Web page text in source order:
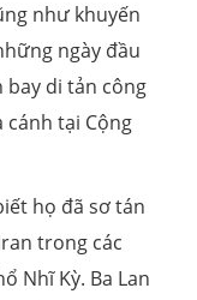
như khuyến
ngày đầu
bay di tản công
cánh tại Cộng
họ đã sơ tán
trong các
Nhĩ Kỳ. Ba Lan